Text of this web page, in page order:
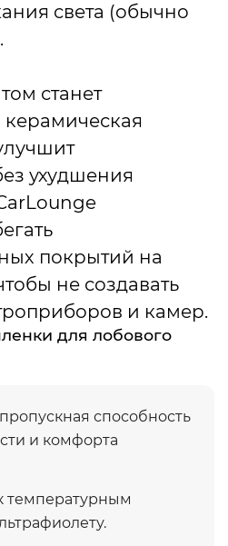
света (обычно
станет
ухудшения
покрытий на
не создавать
и камер.
для лобового
способность
и комфорта
температурным